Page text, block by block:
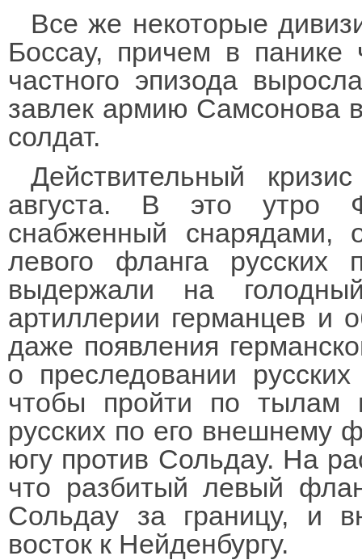
Все же некоторые
Боссау, причем в панике
частного эпизода
завлек армию Самсонова
солдат.
Действительный
августа. В это утро
снабженный снарядами,
левого фланга русских
выдержали на
артиллерии германцев и
даже появления
о преследовании
чтобы пройти по тылам
русских по его внешнему
югу против Сольдау. На
что разбитый левый
Сольдау за границу, и
восток к Нейденбургу.